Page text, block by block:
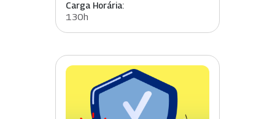
Carga Horária:
130h